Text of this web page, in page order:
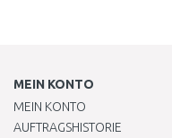
MEIN KONTO
MEIN KONTO
AUFTRAGSHISTORIE